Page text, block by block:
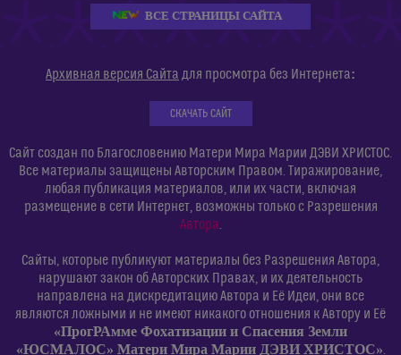
ВСЕ СТРАНИЦЫ САЙТА
Архивная версия Сайта для просмотра без Интернета:
СКАЧАТЬ САЙТ
Сайт создан по Благословению Матери Мира Марии ДЭВИ ХРИСТОС.
Все материалы защищены Авторским Правом. Тиражирование,
любая публикация материалов, или их части, включая
размещение в сети Интернет, возможны только с Разрешения
Автора.
Сайты, которые публикуют материалы без Разрешения Автора,
нарушают закон об Авторских Правах, и их деятельность
направлена на дискредитацию Автора и Её Идеи, они все
являются ложными и не имеют никакого отношения к Автору и Её
«ПрогРАмме Фохатизации и Спасения Земли
«ЮСМАЛОС» Матери Мира Марии ДЭВИ ХРИСТОС».